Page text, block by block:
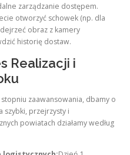
zarządzanie dostępem.
otworzyć schowek (np. dla
obraz z kamery
historię dostaw.
Realizacji i
zaawansowania, dbamy o
szybki, przejrzysty i
powiatach działamy według